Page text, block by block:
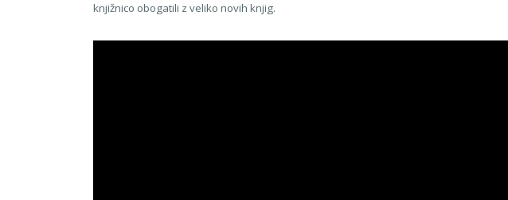
knjižnico obogatili z veliko novih knjig.